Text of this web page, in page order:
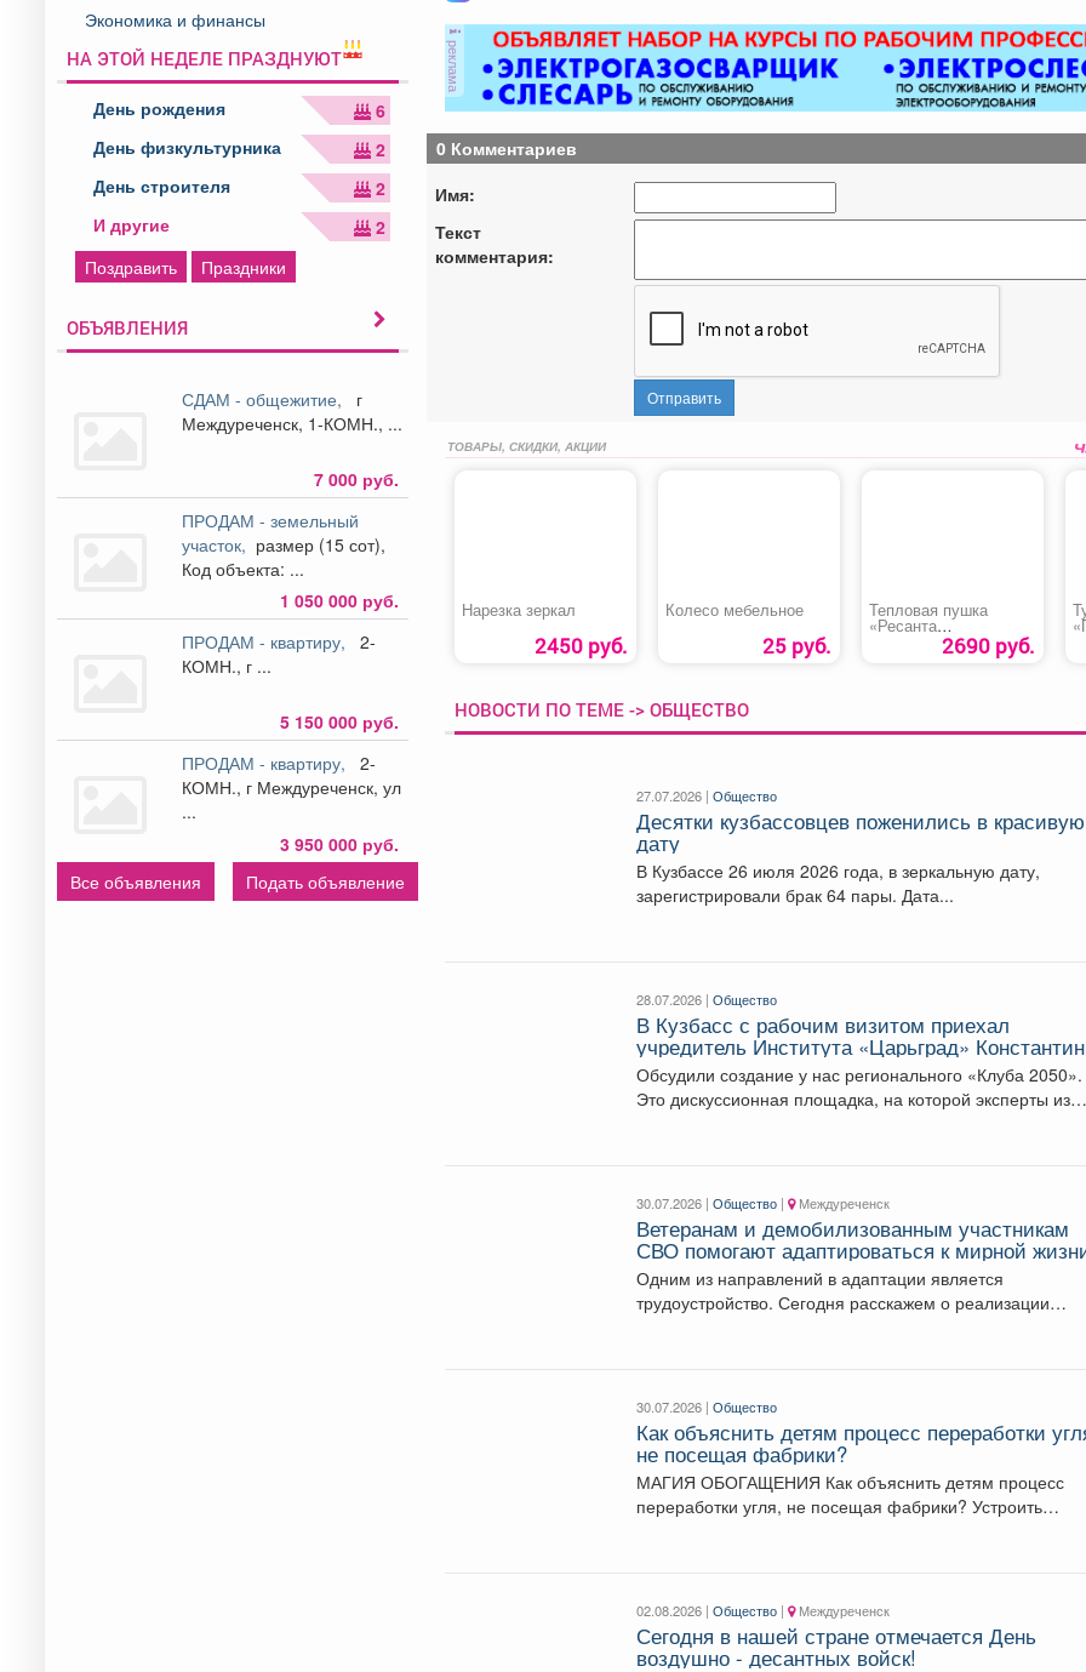
Экономика и финансы
НА ЭТОЙ НЕДЕЛЕ ПРАЗДНУЮТ
День рождения
6
День физкультурника
2
День строителя
2
И другие
2
Поздравить
Праздники
ОБЪЯВЛЕНИЯ
СДАМ - общежитие,
г
Междуреченск, 1-КОМН., ...
7 000 руб.
ПРОДАМ - земельный
участок, размер (15 сот),
Код объекта: ...
1 050 000 руб.
ПРОДАМ - квартиру,
2-
КОМН., г ...
5 150 000 руб.
ПРОДАМ - квартиру,
2-
КОМН., г Междуреченск, ул
...
3 950 000 руб.
Все объявления
Подать объявление
реклама
0 Комментариев
Имя:
Текст
комментария:
Отправить
ТОВАРЫ, СКИДКИ, АКЦИИ
Нарезка зеркал
2450 руб.
Колесо мебельное
25 руб.
Тепловая пушка
«Ресанта
ТЭПК-3000К»2690 руб.
НОВОСТИ ПО ТЕМЕ -> ОБЩЕСТВО
27.07.2026 |Общество
Десятки кузбассовцев поженились в красивую
дату
В Кузбассе 26 июля 2026 года, в зеркальную дату,
зарегистрировали брак 64 пары. Дата...
28.07.2026 |Общество
В Кузбасс с рабочим визитом приехал
учредитель Института «Царьград» Константин
Малофеев.
Обсудили создание у нас регионального «Клуба 2050».
Это дискуссионная площадка, на которой эксперты из
30.07.2026 |Общество | Междуреченск
Ветеранам и демобилизованным участникам
СВО помогают адаптироваться к мирной
Одним из направлений в адаптации является
трудоустройство. Сегодня расскажем о реализации
30.07.2026 |Общество
Как объяснить детям процесс переработки
не посещая фабрики?
МАГИЯ ОБОГАЩЕНИЯ Как объяснить детям процесс
переработки угля, не посещая фабрики? Устроить
02.08.2026 |Общество | Междуреченск
Сегодня в нашей стране отмечается День
воздушно - десантных войск!